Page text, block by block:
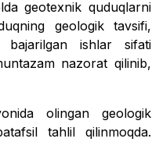
geotexnik quduqlarni
geologik tavsifi,
bajarilgan ishlar sifati
nazorat qilinib,
olingan geologik
tahlil qilinmoqda.